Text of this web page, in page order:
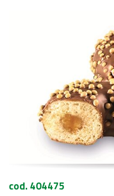
cod. 404475